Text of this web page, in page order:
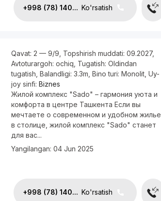
+998 (78) 140... Ko'rsatish
Qavat: 2 — 9/9 Topshirish muddati: 09.2027,
Avtoturargoh: ochiq Tugatish: Oldindan
tugatish Balandligi: 3.3m Bino turi: Monolit, Uy-
joy sinfi: Biznes
Жилой комплекс "Sado" – гармония уюта и
комфорта в центре Ташкента Если вы
мечтаете о современном и удобном жилье
в столице, жилой комплекс "Sado" станет
для вас...
Yangilangan: 04 Jun 2025
+998 (78) 140... Ko'rsatish